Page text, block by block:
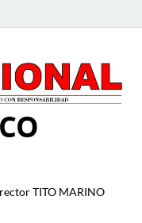
TITO MARINO